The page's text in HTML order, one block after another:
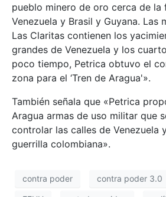
pueblo minero de oro cerca de la
Venezuela y Brasil y Guyana. Las
Las Claritas contienen los
grandes de Venezuela y los
poco tiempo, Petrica obtuvo el
zona para el ‘Tren de Aragua'».
También señala que «Petrica
Aragua armas de uso militar que
controlar las calles de Venezuela
guerrilla colombiana».
contra poder contra poder 3.0